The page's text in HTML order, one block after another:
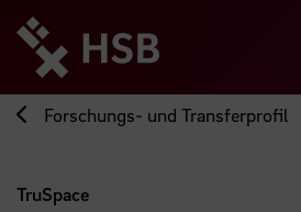
zum
Seiteninhalt
springen
Forschungs- und Transferprofil
TruSpace